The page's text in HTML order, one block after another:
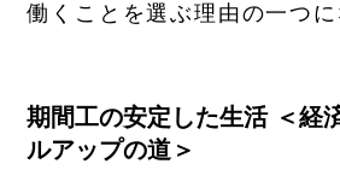
働くことを選ぶ理由の一つに
期間工の安定した生活 ＜経
ルアップの道＞